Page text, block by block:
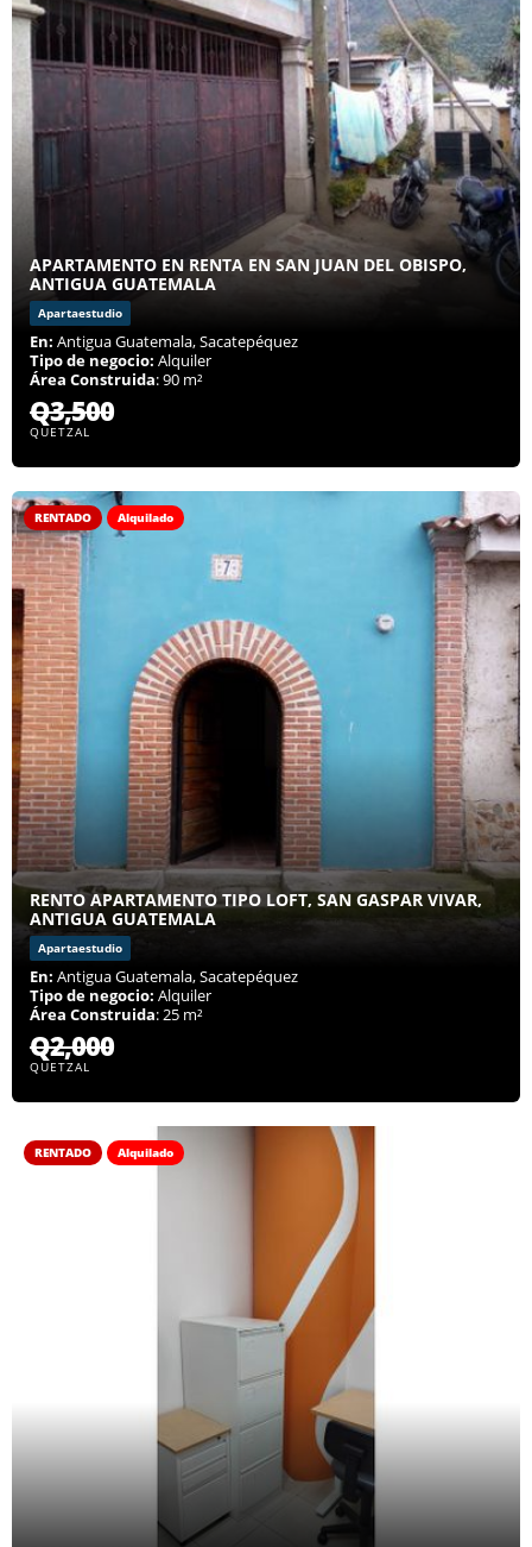
APARTAMENTO EN RENTA EN SAN JUAN DEL OBISPO,
ANTIGUA GUATEMALA
Apartaestudio
En: Antigua Guatemala, Sacatepéquez
Tipo de negocio: Alquiler
Área Construida: 90 m²
Q3,500
QUETZAL
RENTADO Alquilado
RENTO APARTAMENTO TIPO LOFT, SAN GASPAR VIVAR,
ANTIGUA GUATEMALA
Apartaestudio
En: Antigua Guatemala, Sacatepéquez
Tipo de negocio: Alquiler
Área Construida: 25 m²
Q2,000
QUETZAL
RENTADO Alquilado